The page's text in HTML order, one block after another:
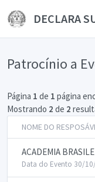
DECLARA
Patrocínio a
Página 1 de 1 página
Mostrando 2 de 2
NOME DO
ACADEMIA
Data do Evento 30/